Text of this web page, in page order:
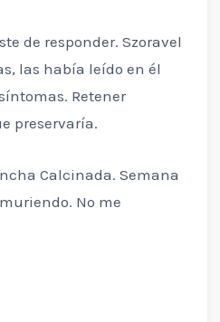
de responder. Szoravel
las había leído en él
Retener
preservaría.
Calcinada. Semana
No me